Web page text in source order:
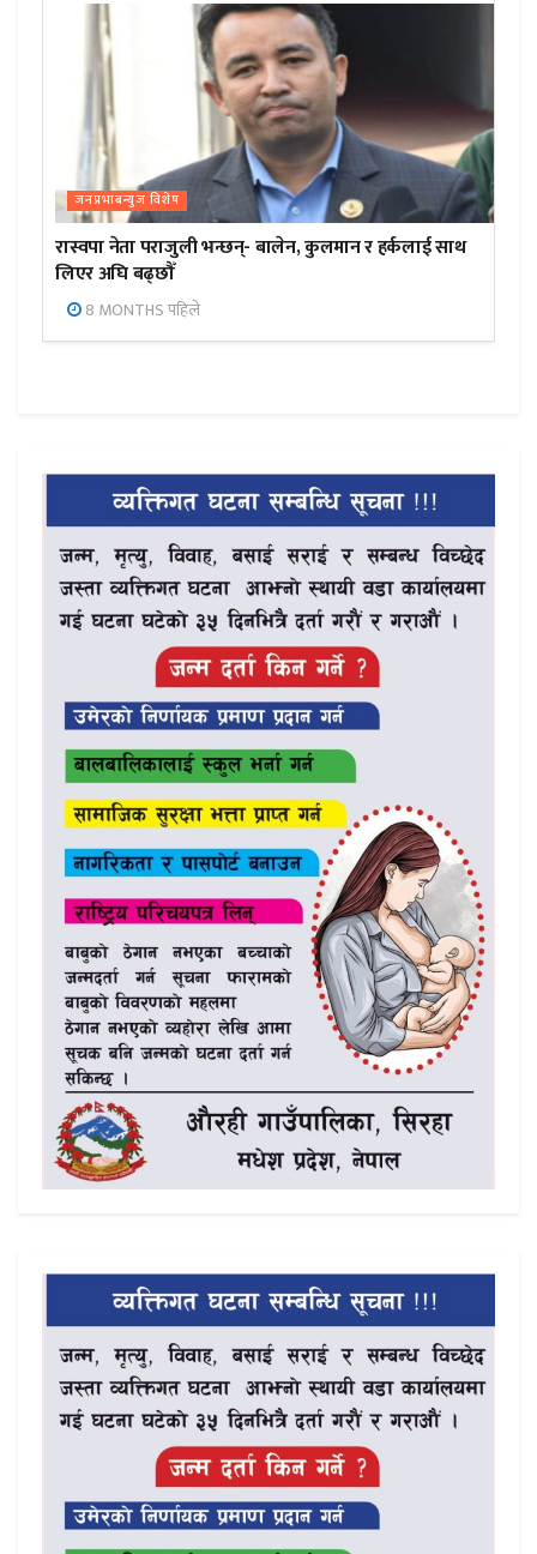
जनप्रभाबन्युज विशेष
रास्वपा नेता पराजुली भन्छन्- बालेन, कुलमान र हर्कलाई साथ
लिएर अघि बढ्छौँ
8 MONTHS पहिले